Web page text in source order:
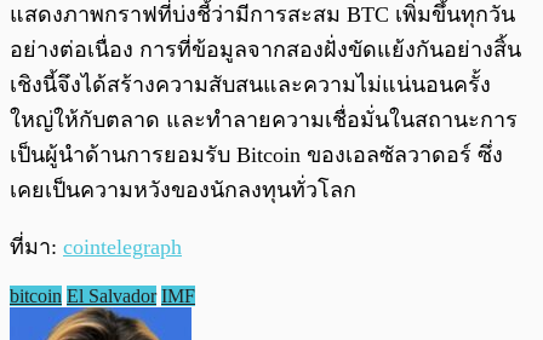
แสดงภาพกราฟที่บ่งชี้ว่ามีการสะสม BTC เพิ่มขึ้นทุกวัน
อย่างต่อเนื่อง การที่ข้อมูลจากสองฝั่งขัดแย้งกันอย่างสิ้น
เชิงนี้จึงได้สร้างความสับสนและความไม่แน่นอนครั้ง
ใหญ่ให้กับตลาด และทำลายความเชื่อมั่นในสถานะการ
เป็นผู้นำด้านการยอมรับ Bitcoin ของเอลซัลวาดอร์ ซึ่ง
เคยเป็นความหวังของนักลงทุนทั่วโลก
ที่มา: cointelegraph
bitcoin El Salvador IMF